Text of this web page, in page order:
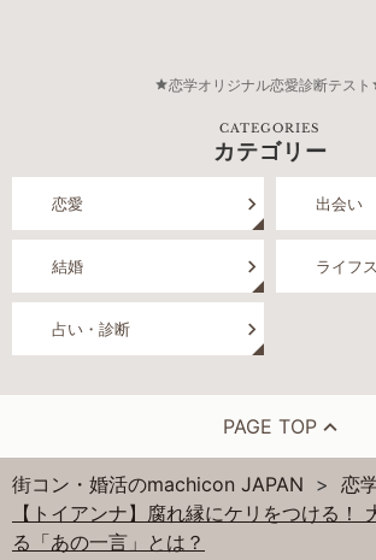
恋学オリジナル恋愛診断テスト
CATEGORIES
カテゴリー
恋愛 出会い
結婚 ライフ
占い・診断
PAGE TOP
街コン・婚活のmachicon JAPAN 恋
【トイアンナ】腐れ縁にケリをつける！
る「あの一言」とは？